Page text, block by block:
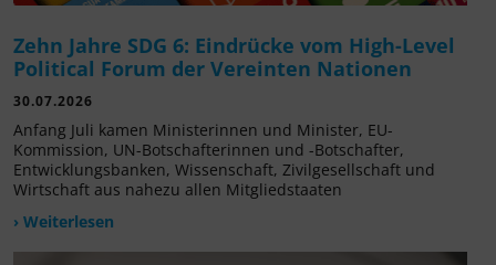
Zehn Jahre SDG 6: Eindrücke vom High-Level
Political Forum der Vereinten Nationen
30.07.2026
Anfang Juli kamen Ministerinnen und Minister, EU-
Kommission, UN-Botschafterinnen und -Botschafter,
Entwicklungsbanken, Wissenschaft, Zivilgesellschaft und
Wirtschaft aus nahezu allen Mitgliedstaaten
› Weiterlesen